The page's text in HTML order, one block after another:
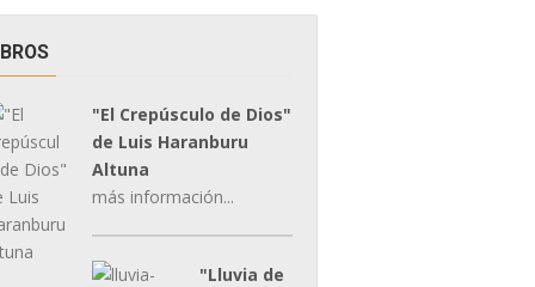
"El Crepúsculo de Dios"
de Luis Haranburu
Altuna
más información...
"Lluvia de